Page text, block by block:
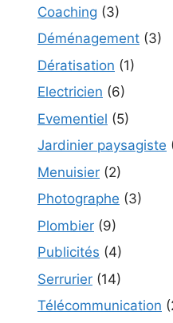
Coaching (3)
Déménagement (3)
Dératisation (1)
Electricien (6)
Evementiel (5)
Jardinier paysagiste
Menuisier (2)
Photographe (3)
Plombier (9)
Publicités (4)
Serrurier (14)
Télécommunication